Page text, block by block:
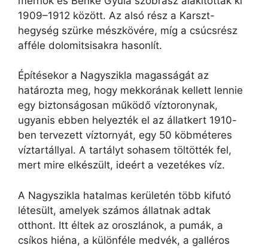
1909–1912 között. Az alsó rész a Karszt-
hegység szürke mészkövére, míg a csúcsrész
afféle dolomitsisakra hasonlít.
Építésekor a Nagyszikla magasságát az
határozta meg, hogy mekkorának kellett lennie
egy biztonságosan működő víztoronynak,
ugyanis ebben helyezték el az állatkert 1910-
ben tervezett víztornyát, egy 50 köbméteres
víztartállyal. A tartályt sohasem töltötték fel,
mert mire elkészült, ideért a vezetékes víz.
A Nagyszikla hatalmas kerületén több kifutó
létesült, amelyek számos állatnak adtak
otthont. Itt éltek az oroszlánok, a pumák, a
csíkos hiéna, a különféle medvék, a galléros